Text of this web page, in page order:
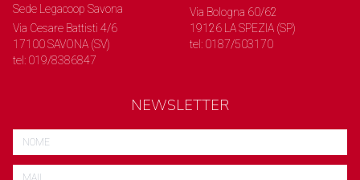
Sede Legacoop Savona
Via Cesare Battisti 4/6
17100 SAVONA (SV)
tel: 019/8386847
Via Bologna 60/62
19126 LA SPEZIA (SP)
tel: 0187/503170
NEWSLETTER